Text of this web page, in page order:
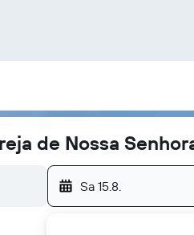
de Nossa
Sa 15.8.